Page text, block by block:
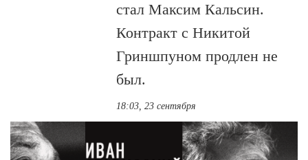
стал Максим Кальсин.
Контракт с Никитой
Гриншпуном продлен не
был.
18:03, 23 сентября